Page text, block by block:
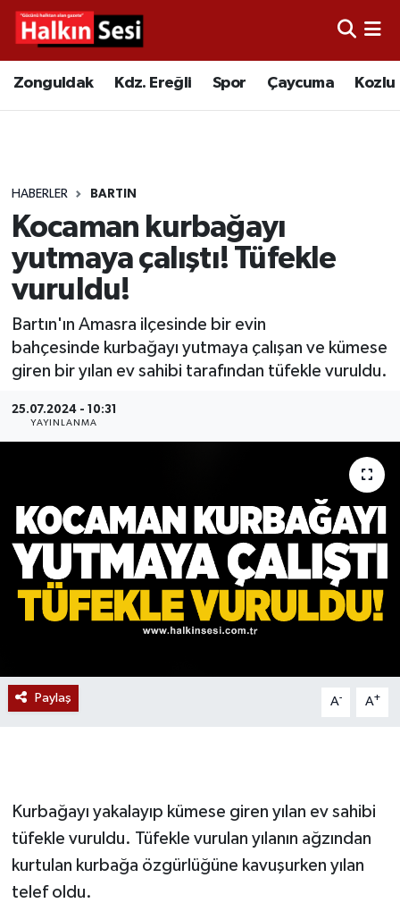
Zonguldak Kdz. Ereğli Spor Çaycuma Kozlu
HABERLER BARTIN
Kocaman kurbağayı
yutmaya çalıştı! Tüfekle
vuruldu!
Bartın'ın Amasra ilçesinde bir evin
bahçesinde kurbağayı yutmaya çalışan ve kümese
giren bir yılan ev sahibi tarafından tüfekle vuruldu.
25.07.2024 - 10:31
YAYINLANMA
Paylaş A- A+
Kurbağayı yakalayıp kümese giren yılan ev sahibi
tüfekle vuruldu. Tüfekle vurulan yılanın ağzından
kurtulan kurbağa özgürlüğüne kavuşurken yılan
telef oldu.
Video
Çaycuma
Alaplı
Asayiş
Bartın
ÇEVRE
BİLİM VE TEKNOLOJİ
DUNYA
Eğitim
Gökçebey
GÜNDEM
Merkez Hava Durumu
Tüm Manşetler
Son Dakika Haberleri
Haber Arşivi